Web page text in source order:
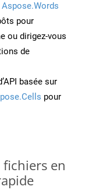
Aspose.Words
pour
ou dirigez-vous
de
basée sur
pour
en